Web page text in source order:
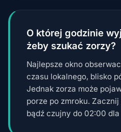
O której godzinie
żeby szukać zorzy?
Najlepsze okno
czasu lokalnego, blisko
Jednak zorza może
porze po zmroku.
bądź czujny do 02:00